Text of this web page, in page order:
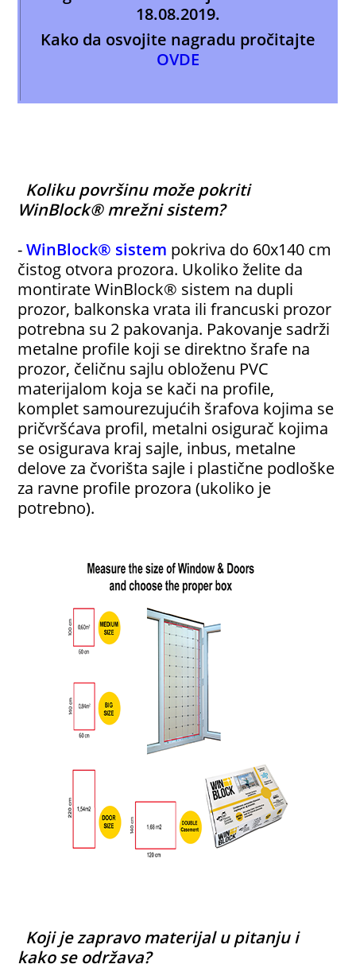
18.08.2019.
Kako da osvojite nagradu pročitajte
OVDE
Koliku površinu može pokriti
WinBlock® mrežni sistem?
-WinBlock® sistem pokriva do 60x140 cm
čistog otvora prozora. Ukoliko želite da
montirate WinBlock® sistem na dupli
prozor, balkonska vrata ili francuski prozor
potrebna su 2 pakovanja. Pakovanje sadrži
metalne profile koji se direktno šrafe na
prozor, čeličnu sajlu obloženu PVC
materijalom koja se kači na profile,
komplet samourezujućih šrafova kojima se
pričvršćava profil, metalni osigurač kojima
se osigurava kraj sajle, inbus, metalne
delove za čvorišta sajle i plastične podloške
za ravne profile prozora (ukoliko je
potrebno).
Koji je zapravo materijal u pitanju i
kako se održava?